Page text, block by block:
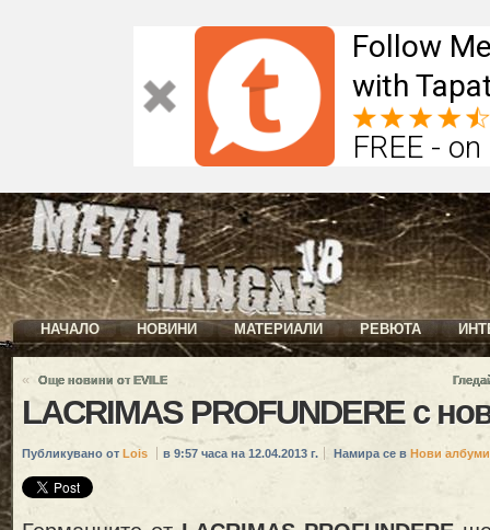
Follow
with
FREE -
НАЧАЛО НОВИНИ МАТЕРИАЛИ РЕВЮТА
« Още новини от EVILE
LACRIMAS PROFUNDERE с
Публикувано от Lois в 9:57 часа на 12.04.2013 г. Намира се в Нови албуми